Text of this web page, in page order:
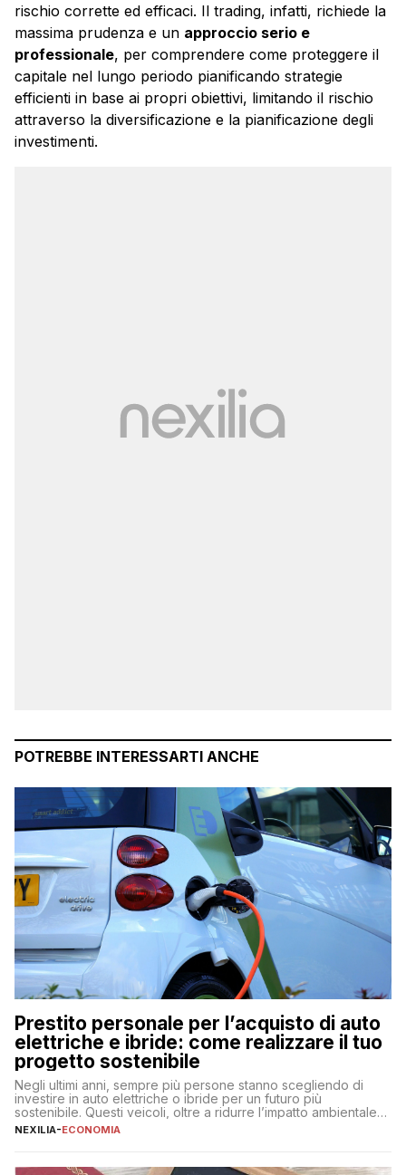
rischio corrette ed efficaci. Il trading, infatti, richiede la
massima prudenza e un approccio serio e
professionale, per comprendere come proteggere il
capitale nel lungo periodo pianificando strategie
efficienti in base ai propri obiettivi, limitando il rischio
attraverso la diversificazione e la pianificazione degli
investimenti.
POTREBBE INTERESSARTI ANCHE
Prestito personale per l’acquisto di auto
elettriche e ibride: come realizzare il tuo
progetto sostenibile
Negli ultimi anni, sempre più persone stanno scegliendo di
investire in auto elettriche o ibride per un futuro più
sostenibile. Questi veicoli, oltre a ridurre l’impatto ambientale,
offrono vantaggi economici a lungo termine, come minori costi
fare se non […]
NEXILIA-ECONOMIA